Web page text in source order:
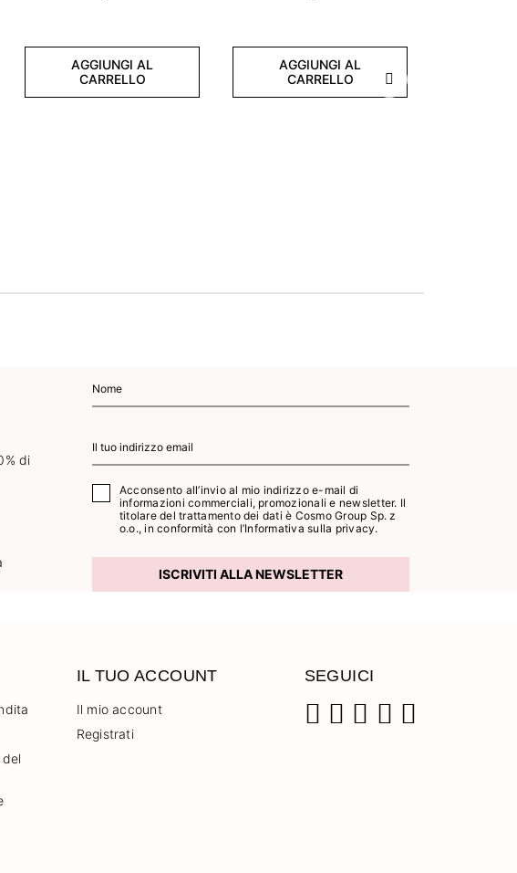
Successivo
AGGIUNGI AL
CARRELLO
AGGIUNGI AL
CARRELLO
di
Acconsento all’invio al mio indirizzo e-mail di
informazioni commerciali, promozionali e newsletter. Il
titolare del trattamento dei dati è Cosmo Group Sp. z
o.o., in conformità con l’Informativa sulla privacy.
ISCRIVITI ALLA NEWSLETTER
IL TUO ACCOUNT
Il mio account
Registrati
SEGUICI